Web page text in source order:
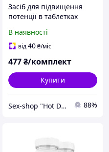
Засіб для підвищення
потенції в таблетках
найсильніший із
миттєвою дією
В наявності
від40₴/міс
477₴/комплект
Купити
Sex-shop "Hot Dreams" 88%